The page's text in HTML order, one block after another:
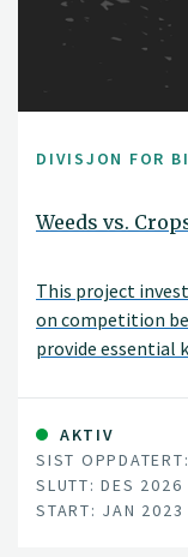
DIVISJON FOR
Weeds vs.
This project
on competition
provide essential
AKTIV
SIST
SLUTT: DES 2026
START: JAN 2023